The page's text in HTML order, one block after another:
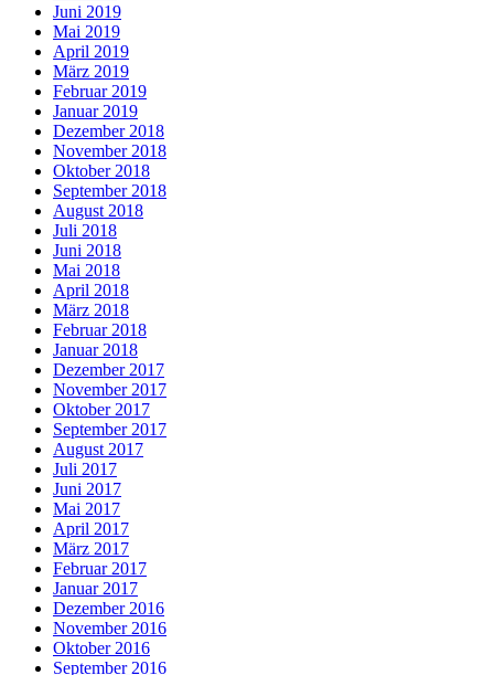
Juni 2019
Mai 2019
April 2019
März 2019
Februar 2019
Januar 2019
Dezember 2018
November 2018
Oktober 2018
September 2018
August 2018
Juli 2018
Juni 2018
Mai 2018
April 2018
März 2018
Februar 2018
Januar 2018
Dezember 2017
November 2017
Oktober 2017
September 2017
August 2017
Juli 2017
Juni 2017
Mai 2017
April 2017
März 2017
Februar 2017
Januar 2017
Dezember 2016
November 2016
Oktober 2016
September 2016